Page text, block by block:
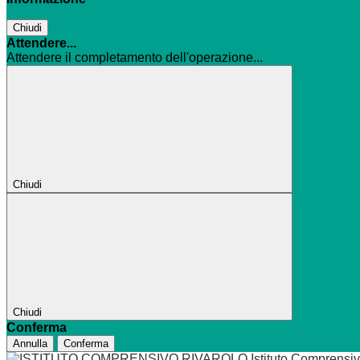
Chiudi
Attendere...
Attendere il completamento dell'operazione...
Chiudi
Chiudi
Conferma
Annulla Conferma